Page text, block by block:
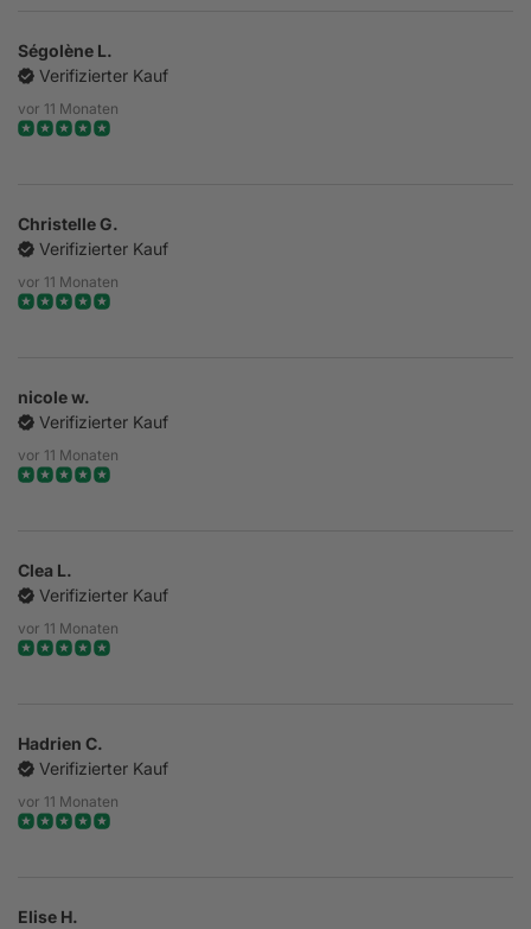
Ségolène L.
Verifizierter Kauf
vor 11 Monaten
Christelle G.
Verifizierter Kauf
vor 11 Monaten
nicole w.
Verifizierter Kauf
vor 11 Monaten
Clea L.
Verifizierter Kauf
vor 11 Monaten
Hadrien C.
Verifizierter Kauf
vor 11 Monaten
Elise H.